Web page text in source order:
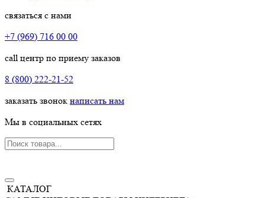
связаться с нами
+7 (969) 716 00 00
call центр по приему заказов
8 (800) 222-21-52
заказать звонок написать нам
Мы в социальных сетях
КАТАЛОГ